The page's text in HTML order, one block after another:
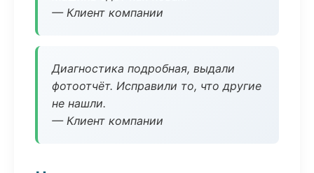
— Клиент компании
Диагностика подробная, выдали
фотоотчёт. Исправили то, что другие
не нашли.
— Клиент компании